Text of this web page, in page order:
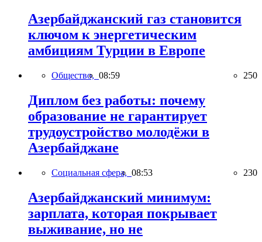
Азербайджанский газ становится
ключом к энергетическим
амбициям Турции в Европе
Общество, 08:59 250
Диплом без работы: почему
образование не гарантирует
трудоустройство молодёжи в
Азербайджане
Социальная сфера, 08:53 230
Азербайджанский минимум:
зарплата, которая покрывает
выживание, но не